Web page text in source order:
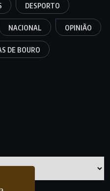
DESPORTO
NACIONAL OPINIÃO
DE BOURO